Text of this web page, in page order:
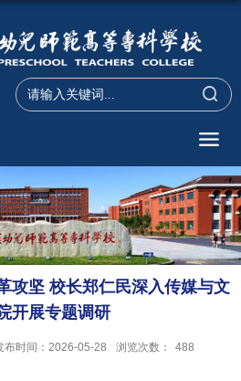
攻坚 校长郑仁民深入传媒与文
开展专题调研
布时间：2026-05-28 浏览次数： 488